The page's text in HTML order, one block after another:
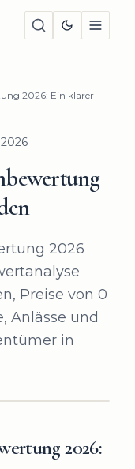
2026: Ein klarer
2026
Preise von 0
Anlässe und
in
2026: